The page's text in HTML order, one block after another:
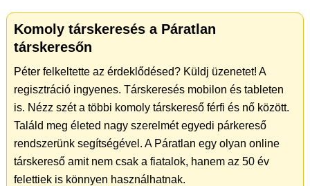
Komoly társkeresés a Páratlan
társkeresőn
Péter felkeltette az érdeklődésed? Küldj üzenetet! A
regisztráció ingyenes. Társkeresés mobilon és tableten
is. Nézz szét a többi komoly társkereső férfi és nő között.
Találd meg életed nagy szerelmét egyedi párkereső
rendszerünk segítségével. A Páratlan egy olyan online
társkereső amit nem csak a fiatalok, hanem az 50 év
felettiek is könnyen használhatnak.